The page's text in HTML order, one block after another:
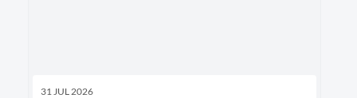
31 JUL 2026